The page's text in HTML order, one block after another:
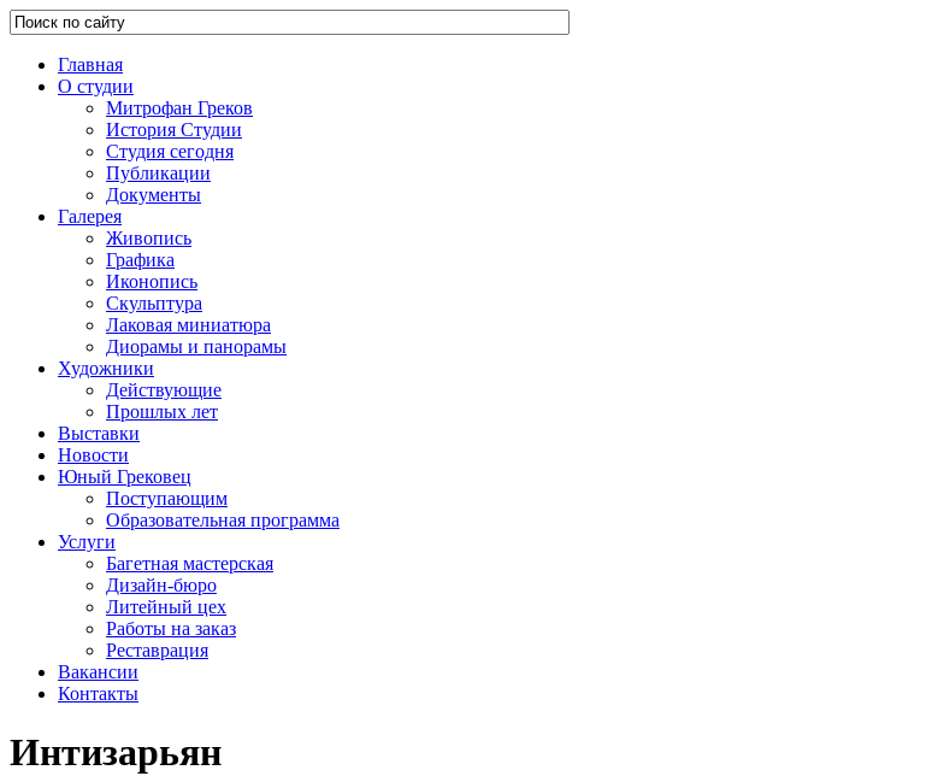
Главная
О студии
Митрофан Греков
История Студии
Студия сегодня
Публикации
Документы
Галерея
Живопись
Графика
Иконопись
Скульптура
Лаковая миниатюра
Диорамы и панорамы
Художники
Действующие
Прошлых лет
Выставки
Новости
Юный Грековец
Поступающим
Образовательная программа
Услуги
Багетная мастерская
Дизайн-бюро
Литейный цех
Работы на заказ
Реставрация
Вакансии
Контакты
Интизарьян